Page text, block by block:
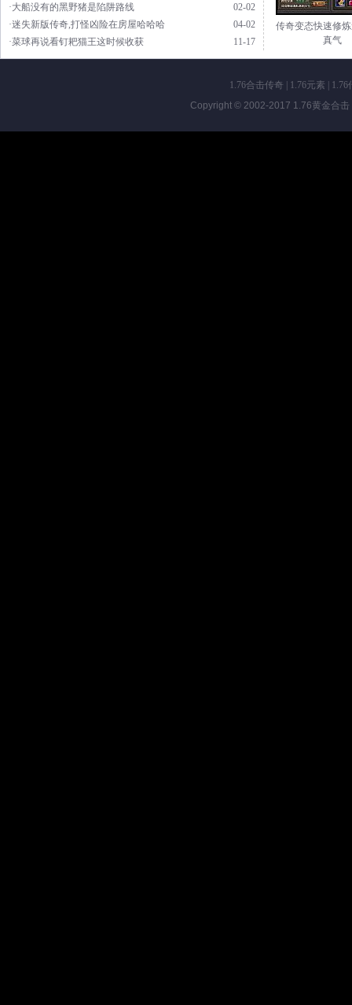
02-02
·大船没有的黑野猪是陷阱路线
04-02
·迷失新版传奇,打怪凶险在房屋哈哈哈
11-17
·菜球再说看钉耙猫王这时候收获
传奇变态快速修
真气
1.76合击传奇 1.76元素
1.76
Copyright © 2002-2017 1.76黄金合击